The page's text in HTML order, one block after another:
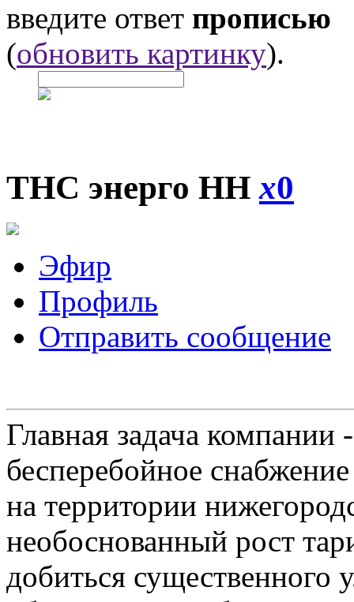
введите ответ прописью
(обновить картинку).
ТНС энерго ННx0
Эфир
Профиль
Отправить сообщение
Главная задача
бесперебойное
на территории
необоснованный рост
добиться существенного